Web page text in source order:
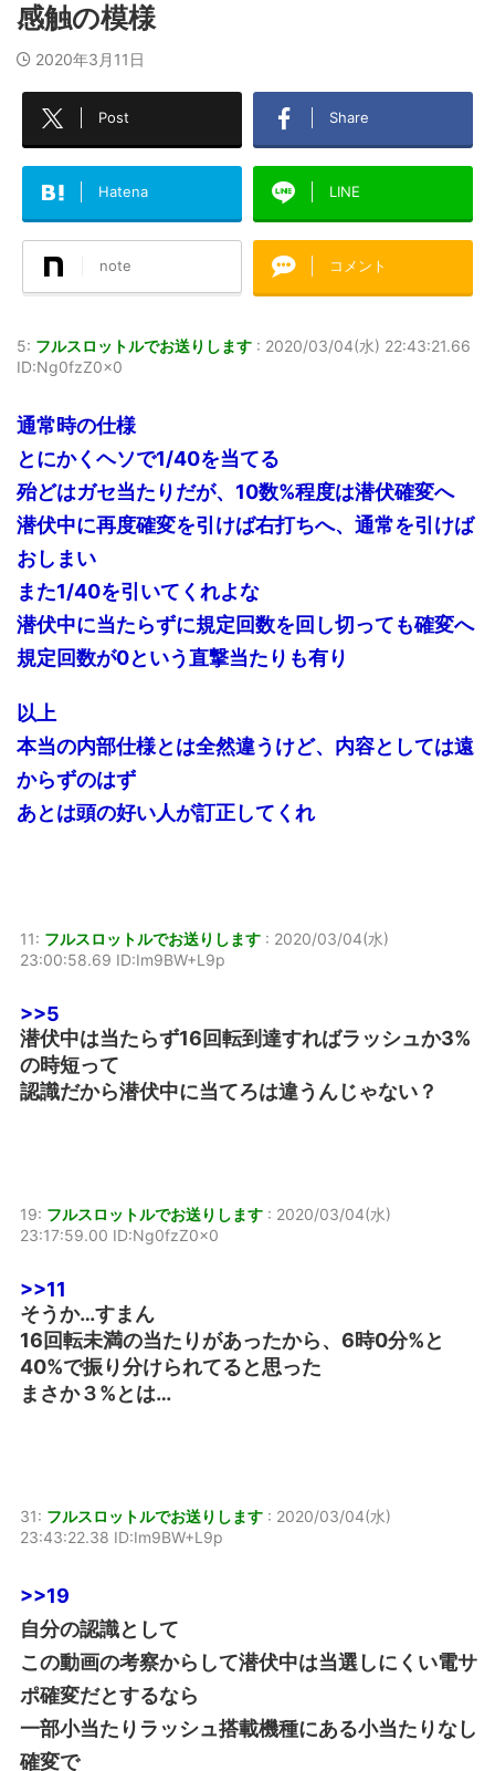
感触の模様
2020年3月11日
Post Share
Hatena LINE
note コメント
5: フルスロットルでお送りします : 2020/03/04(水) 22:43:21.66
ID:Ng0fzZ0x0
通常時の仕様
とにかくヘソで1/40を当てる
殆どはガセ当たりだが、10数%程度は潜伏確変へ
潜伏中に再度確変を引けば右打ちへ、通常を引けば
おしまい
また1/40を引いてくれよな
潜伏中に当たらずに規定回数を回し切っても確変へ
規定回数が0という直撃当たりも有り
以上
本当の内部仕様とは全然違うけど、内容としては遠
からずのはず
あとは頭の好い人が訂正してくれ
11: フルスロットルでお送りします : 2020/03/04(水)
23:00:58.69 ID:Im9BW+L9p
>>5
潜伏中は当たらず16回転到達すればラッシュか3%
の時短って
認識だから潜伏中に当てろは違うんじゃない？
19: フルスロットルでお送りします : 2020/03/04(水)
23:17:59.00 ID:Ng0fzZ0x0
>>11
そうか…すまん
16回転未満の当たりがあったから、6時0分%と
40%で振り分けられてると思った
まさか３%とは…
31: フルスロットルでお送りします : 2020/03/04(水)
23:43:22.38 ID:Im9BW+L9p
>>19
自分の認識として
この動画の考察からして潜伏中は当選しにくい電サ
ポ確変だとするなら
一部小当たりラッシュ搭載機種にある小当たりなし
確変で